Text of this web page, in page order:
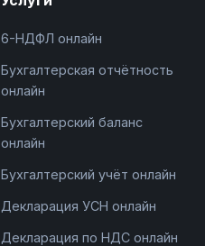
6-НДФЛ онлайн
Бухгалтерская отчётность
онлайн
Бухгалтерский баланс
онлайн
Бухгалтерский учёт онлайн
Декларация УСН онлайн
Декларация по НДС онлайн